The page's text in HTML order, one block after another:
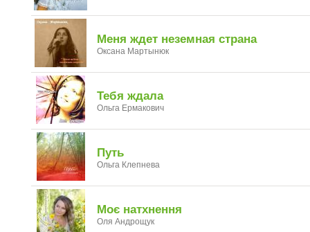
Меня ждет неземная страна
Оксана Мартынюк
Тебя ждала
Ольга Ермакович
Путь
Ольга Клепнева
Моє натхнення
Оля Андрощук